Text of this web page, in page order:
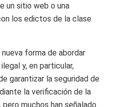
un sitio web o una
los edictos de la clase
forma de abordar
y, en particular,
garantizar la seguridad de
la verificación de la
muchos han señalado